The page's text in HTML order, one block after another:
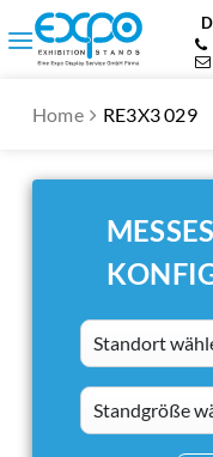
Home RE3X3 029
Standort wählen
standsizes